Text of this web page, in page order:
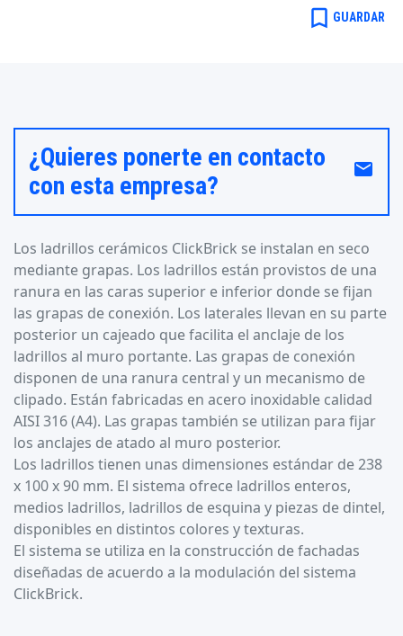
bookmark_border GUARDAR
¿Quieres ponerte en contacto
con esta empresa?
email
Los ladrillos cerámicos ClickBrick se instalan en seco
mediante grapas. Los ladrillos están provistos de una
ranura en las caras superior e inferior donde se fijan
las grapas de conexión. Los laterales llevan en su parte
posterior un cajeado que facilita el anclaje de los
ladrillos al muro portante. Las grapas de conexión
disponen de una ranura central y un mecanismo de
clipado. Están fabricadas en acero inoxidable calidad
AISI 316 (A4). Las grapas también se utilizan para fijar
los anclajes de atado al muro posterior.
Los ladrillos tienen unas dimensiones estándar de 238
x 100 x 90 mm. El sistema ofrece ladrillos enteros,
medios ladrillos, ladrillos de esquina y piezas de dintel,
disponibles en distintos colores y texturas.
El sistema se utiliza en la construcción de fachadas
diseñadas de acuerdo a la modulación del sistema
ClickBrick.